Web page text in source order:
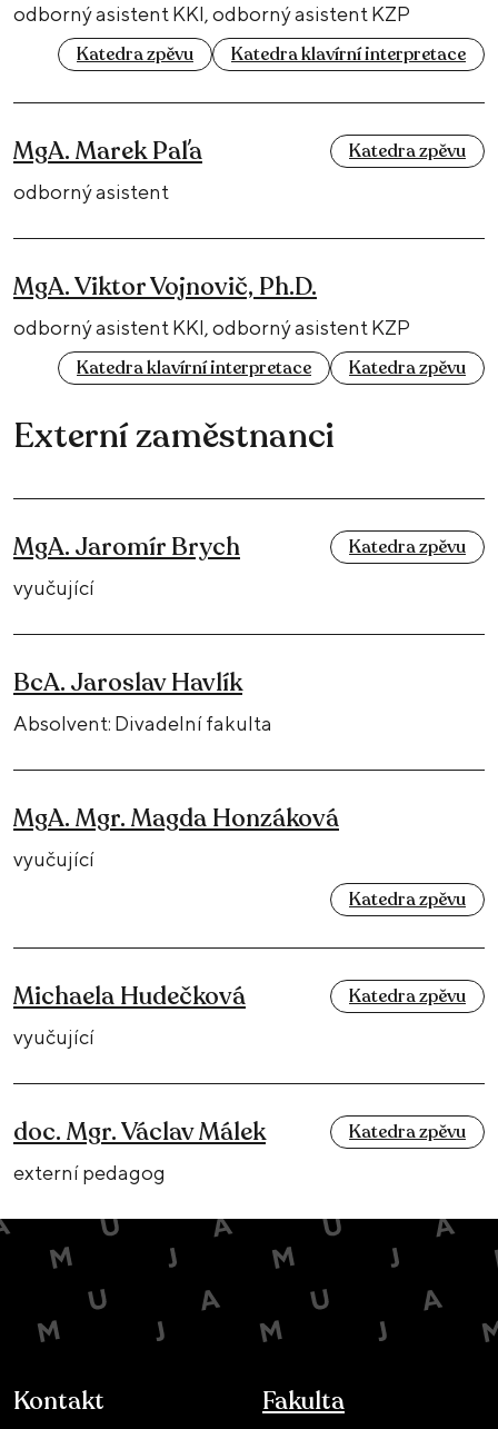
odborný asistent KKI, odborný asistent KZP
Katedra zpěvu Katedra klavírní interpretace
MgA. Marek Paľa
odborný asistent
Katedra zpěvu
MgA. Viktor Vojnovič, Ph.D.
odborný asistent KKI, odborný asistent KZP
Katedra klavírní interpretace Katedra zpěvu
Externí zaměstnanci
MgA. Jaromír Brych
vyučující
Katedra zpěvu
BcA. Jaroslav Havlík
Absolvent: Divadelní fakulta
MgA. Mgr. Magda Honzáková
vyučující
Katedra zpěvu
Michaela Hudečková
vyučující
Katedra zpěvu
doc. Mgr. Václav Málek
externí pedagog
Katedra zpěvu
Kontakt Fakulta